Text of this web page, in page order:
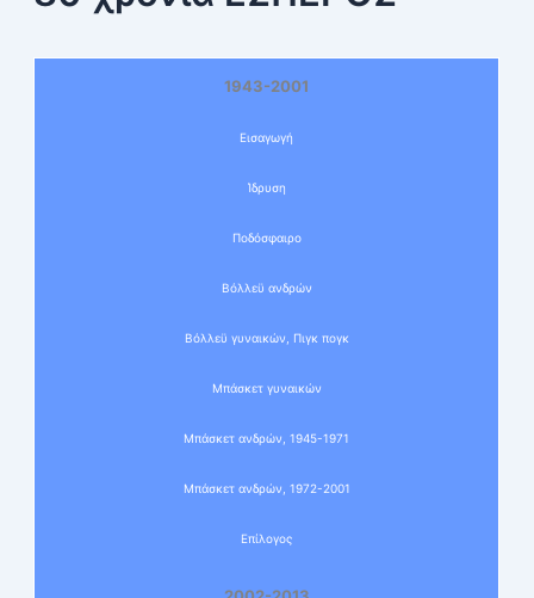
1943-2001
Εισαγωγή
Ίδρυση
Ποδόσφαιρο
Βόλλεϋ ανδρών
Βόλλεϋ γυναικών, Πιγκ πογκ
Μπάσκετ γυναικών
Μπάσκετ ανδρών, 1945-1971
Μπάσκετ ανδρών, 1972-2001
Επίλογος